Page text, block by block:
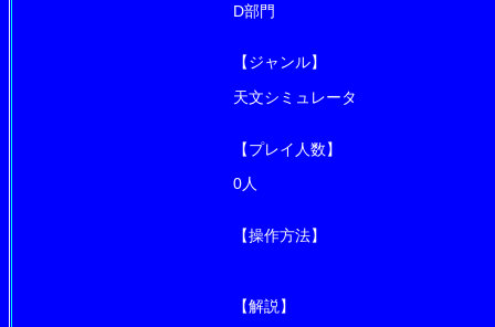
D部門
【ジャンル】
天文シミュレータ
【プレイ人数】
0人
【操作方法】
【解説】